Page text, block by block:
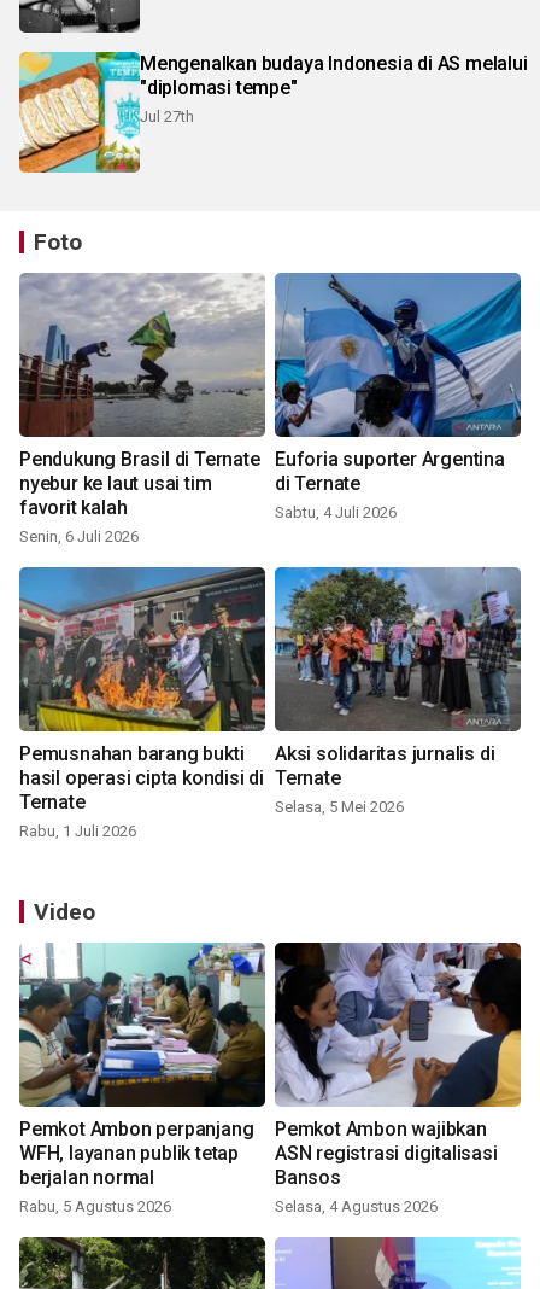
Mengenalkan budaya Indonesia di AS melalui
"diplomasi tempe"
Jul 27th
Foto
Pendukung Brasil di Ternate
nyebur ke laut usai tim
favorit kalah
Senin, 6 Juli 2026
Euforia suporter Argentina
di Ternate
Sabtu, 4 Juli 2026
Pemusnahan barang bukti
hasil operasi cipta kondisi di
Ternate
Rabu, 1 Juli 2026
Aksi solidaritas jurnalis di
Ternate
Selasa, 5 Mei 2026
Video
Pemkot Ambon perpanjang
WFH, layanan publik tetap
berjalan normal
Rabu, 5 Agustus 2026
Pemkot Ambon wajibkan
ASN registrasi digitalisasi
Bansos
Selasa, 4 Agustus 2026